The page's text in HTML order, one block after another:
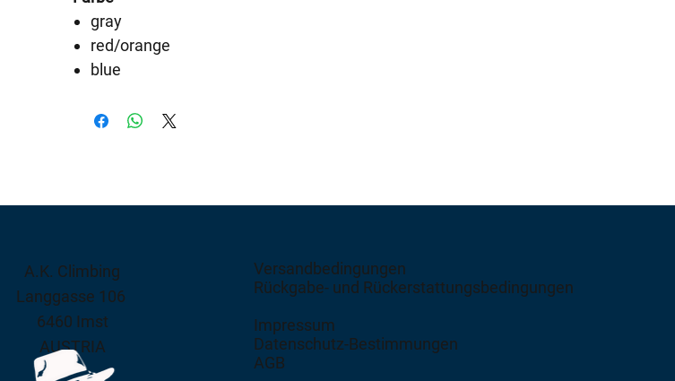
gray
red/orange
blue
A.K. Climbing
Langgasse 106
6460 Imst
AUSTRIA
Versandbedingungen
Rückgabe- und Rückerstattungsbedingungen
Impressum
Datenschutz-Bestimmungen
AGB